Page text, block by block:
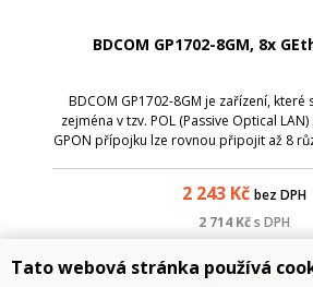
BDCOM GP1702-8GM, 8x
BDCOM GP1702-8GM je zařízení, které
zejména v tzv. POL (Passive Optical
GPON přípojku lze rovnou připojit až 8
2 243 Kč bez DPH
2 714 Kčs DPH
SKLADEM
Tato webová stránka používá